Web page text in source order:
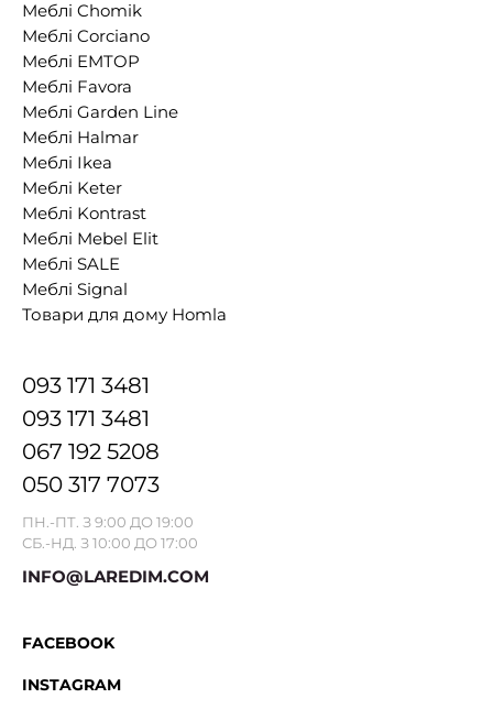
Меблі Chomik
Меблі Corciano
Меблі EMTOP
Меблі Favora
Меблі Garden Line
Меблі Halmar
Меблі Ikea
Меблі Keter
Меблі Kontrast
Меблі Mebel Elit
Меблі SALE
Меблі Signal
Товари для дому Homla
093 171 3481
093 171 3481
067 192 5208
050 317 7073
ПН.-ПТ. З 9:00 ДО 19:00
СБ.-НД. З 10:00 ДО 17:00
INFO@LAREDIM.COM
FACEBOOK
INSTAGRAM